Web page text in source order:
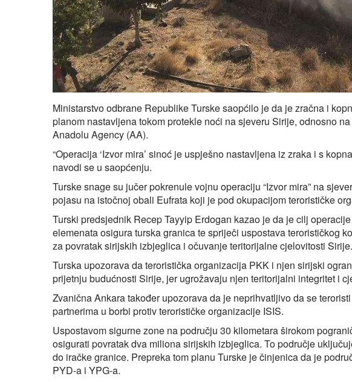
Ministarstvo odbrane Republike Turske saopćilo je da je zračna i
planom nastavljena tokom protekle noći na sjeveru Sirije, odnosno
Anadolu Agency (AA).
“Operacija ‘Izvor mira’ sinoć je uspješno nastavljena iz zraka i s
navodi se u saopćenju.
Turske snage su jučer pokrenule vojnu operaciju “Izvor mira” na
pojasu na istočnoj obali Eufrata koji je pod okupacijom terorističke
Turski predsjednik Recep Tayyip Erdogan kazao je da je cilj
elemenata osigura turska granica te spriječi uspostava terorističkog
za povratak sirijskih izbjeglica i očuvanje teritorijalne cjelovitosti Sirije.
Turska upozorava da teroristička organizacija PKK i njen sirijski
prijetnju budućnosti Sirije, jer ugrožavaju njen teritorijalni integritet i
Zvanična Ankara također upozorava da je neprihvatljivo da se
partnerima u borbi protiv terorističke organizacije ISIS.
Uspostavom sigurne zone na području 30 kilometara širokom
osigurati povratak dva miliona sirijskih izbjeglica. To područje
do iračke granice. Prepreka tom planu Turske je činjenica da je
PYD-a i YPG-a.